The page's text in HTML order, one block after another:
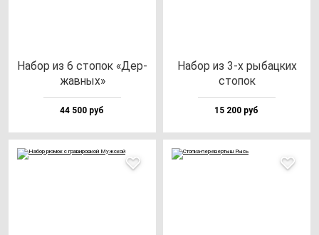
Набор из 6 сто­пок «Дер­
жав­ных»
44 500 руб
Набор из 3-х ры­бац­ких
сто­пок
15 200 руб